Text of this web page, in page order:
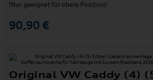
!Nur geeignet für obere Position!
90,90 €
Original VW Caddy (4)